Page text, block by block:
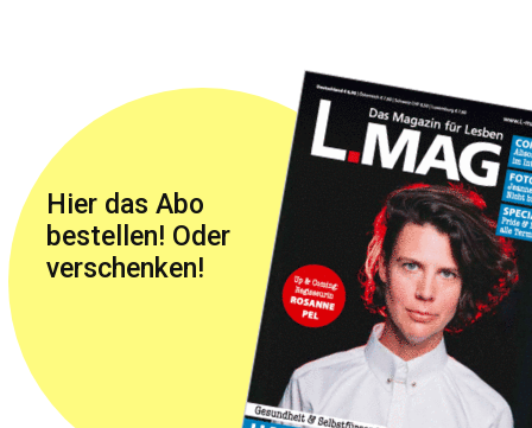
Hier das Abo
bestellen! Oder
verschenken!